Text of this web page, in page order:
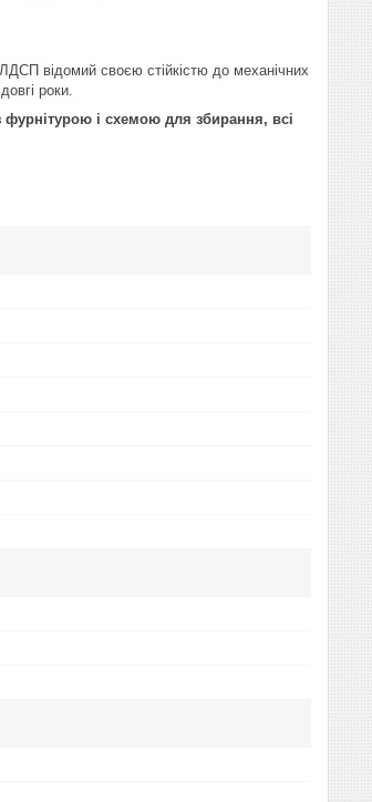
відомий своєю стійкістю до механічних
роки.
і схемою для збирання, всі